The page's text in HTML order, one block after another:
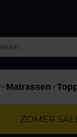
Matrassen
ZOMER